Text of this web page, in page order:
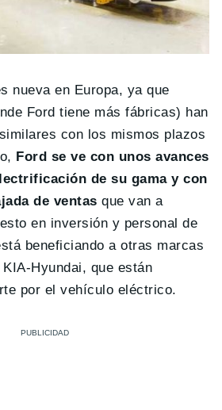
nueva en Europa, ya que
Ford tiene más fábricas) han
con los mismos plazos
Ford se ve con unos avances
de su gama y con
de ventas que van a
en inversión y personal de
beneficiando a otras marcas
Hyundai, que están
por el vehículo eléctrico.